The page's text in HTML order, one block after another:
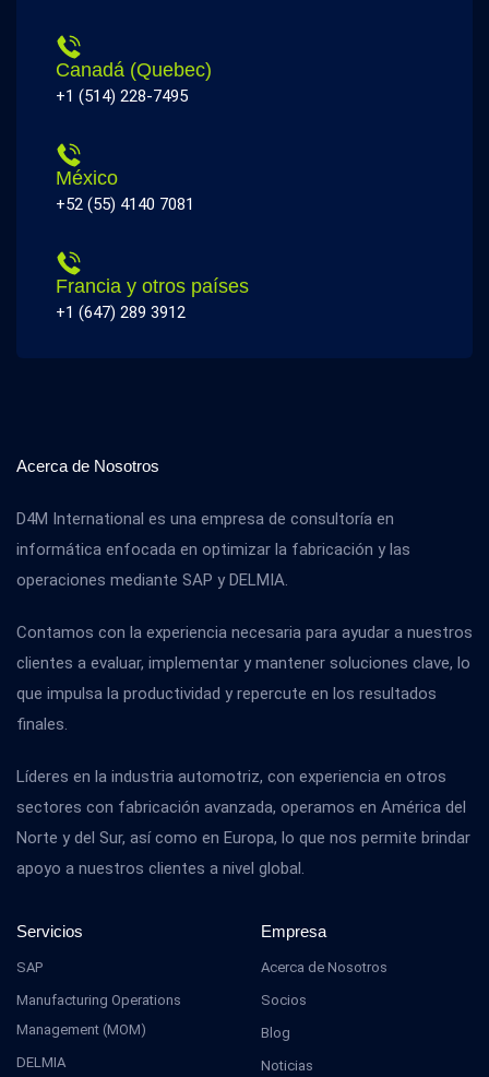
Canadá (Quebec)
+1 (514) 228-7495
México
+52 (55) 4140 7081
Francia y otros países
+1 (647) 289 3912
Acerca de Nosotros
D4M International es una empresa de consultoría en
informática enfocada en optimizar la fabricación y las
operaciones mediante SAP y DELMIA.
Contamos con la experiencia necesaria para ayudar a nuestros
clientes a evaluar, implementar y mantener soluciones clave, lo
que impulsa la productividad y repercute en los resultados
finales.
Líderes en la industria automotriz, con experiencia en otros
sectores con fabricación avanzada, operamos en América del
Norte y del Sur, así como en Europa, lo que nos permite brindar
apoyo a nuestros clientes a nivel global.
Servicios
SAP
Manufacturing Operations
Management (MOM)
DELMIA
Empresa
Acerca de Nosotros
Socios
Blog
Noticias